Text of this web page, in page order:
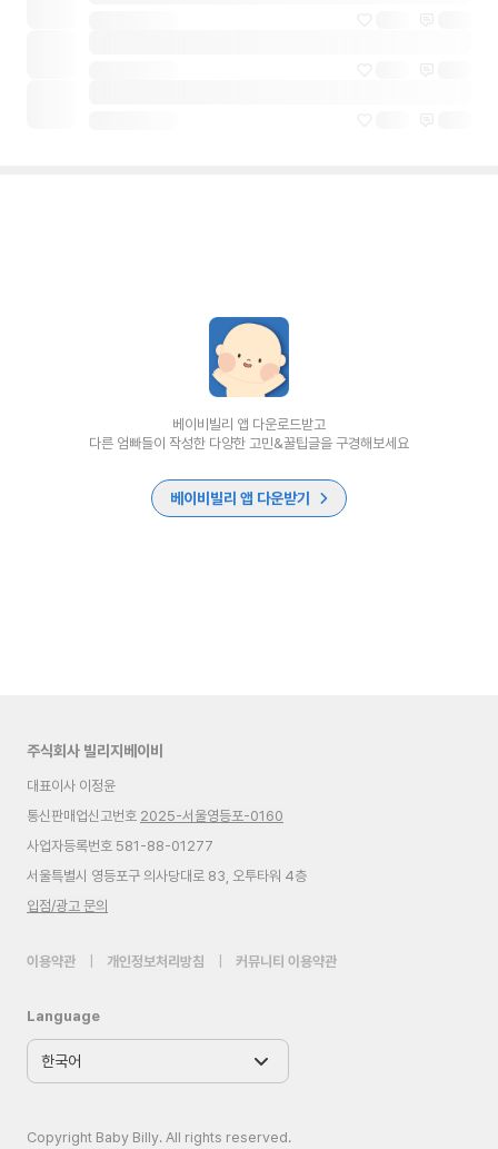
베이비빌리 앱 다운로드받고
다른 엄빠들이 작성한 다양한 고민&꿀팁글을 구경해보세요
베이비빌리 앱 다운받기
주식회사 빌리지베이비
대표이사 이정윤
통신판매업신고번호 2025-서울영등포-0160
사업자등록번호 581-88-01277
서울특별시 영등포구 의사당대로 83, 오투타워 4층
입점/광고 문의
이용약관 개인정보처리방침 커뮤니티 이용약관
Language
Copyright Baby Billy. All rights reserved.